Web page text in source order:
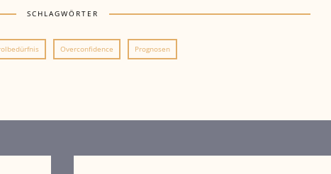
SCHLAGWÖRTER
Overconfidence Prognosen